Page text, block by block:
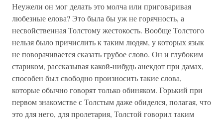
Неужели он мог делать это молча или приговаривая
любезные елова? Это была бы уж не горячность, а
несвойственная Толстому жестокость. Вообще Толстого
нельзя было причислить к таким людям, у которых язык
не поворачивается сказать грубое слово. Он и глубоким
стариком, рассказывая какой-нибудь анекдот при дамах,
способен был свободно произносить такие слова,
которые обычно говорят только обиняком. Горький при
первом знакомстве с Толстым даже обиделся, полагая, что
это для него, для пролетария, Толстой говорил таким